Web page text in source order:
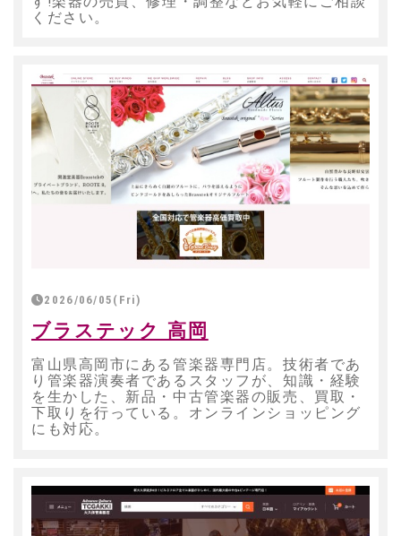
ください。
2026/06/05(Fri)
ブラステック 高岡
富山県高岡市にある管楽器専門店。技術者であ
り管楽器演奏者であるスタッフが、知識・経験
を生かした、新品・中古管楽器の販売、買取・
下取りを行っている。オンラインショッピング
にも対応。